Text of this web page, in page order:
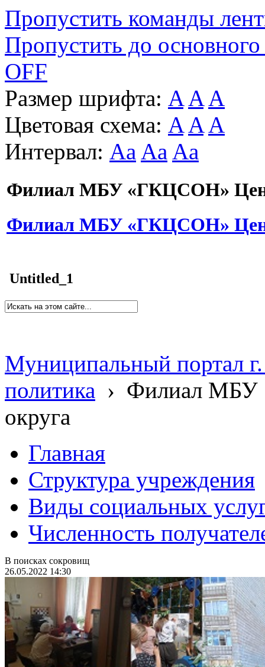
Пропустить команды
Пропустить до основного
OFF
Размер шрифта: A A A
Цветовая схема: A A A
Интервал: Aa Aa Aa
Филиал МБУ «ГКЦСОН»
Филиал МБУ «ГКЦСОН»
Untitled_1
Муниципальный портал
политика › Филиал МБУ
округа
Главная
Структура учреждения
Виды социальных
Численность
В поисках сокровищ
26.05.2022 14:30